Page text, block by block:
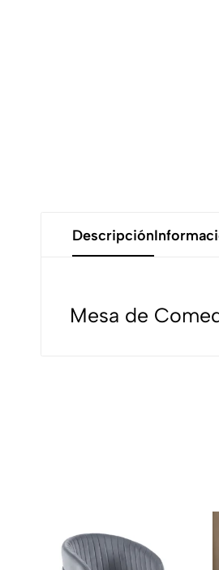
Descripción
Mesa de